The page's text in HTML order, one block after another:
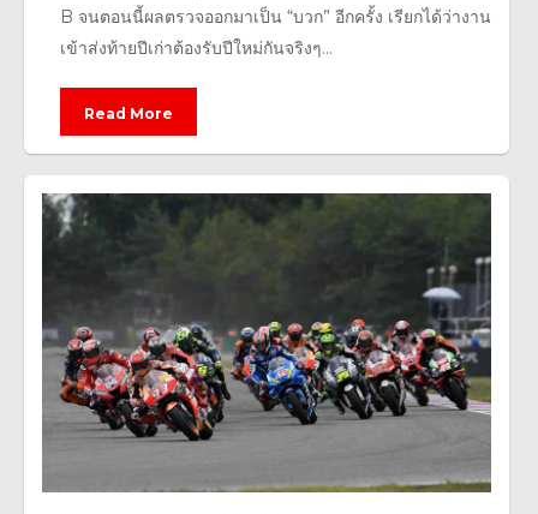
B จนตอนนี้ผลตรวจออกมาเป็น “บวก” อีกครั้ง เรียกได้ว่างาน
เข้าส่งท้ายปีเก่าต้องรับปีใหม่กันจริงๆ...
Read More